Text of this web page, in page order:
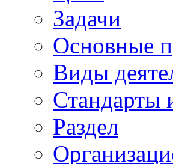
Задачи
Основные
Виды
Стандарты
Раздел